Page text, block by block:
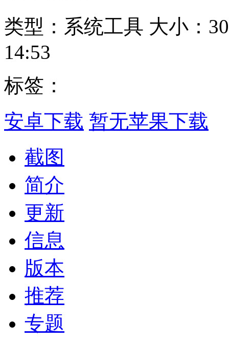
类型：系统工具 大小：
14:53
标签：
安卓下载 暂无苹果下载
截图
简介
更新
信息
版本
推荐
专题